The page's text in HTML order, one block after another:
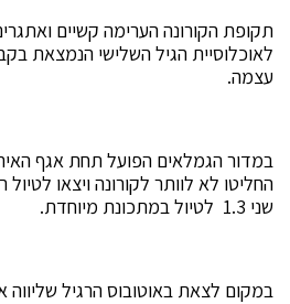
תקופת הקורונה הערימה קשיים
לאוכלוסיית הגיל השלישי הנמצאת
עצמה.
במדור הגמלאים הפועל תחת אגף
החליטו לא לוותר לקורונה ויצאו
שני 1.3 לטיול במתכונת מיוחדת.
במקום לצאת באוטובוס הרגיל